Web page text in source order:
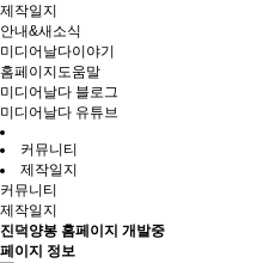
제작일지
안내&새소식
미디어날다이야기
홈페이지도움말
미디어날다 블로그
미디어날다 유튜브
커뮤니티
제작일지
커뮤니티
제작일지
진덕양봉 홈페이지 개발중
페이지 정보